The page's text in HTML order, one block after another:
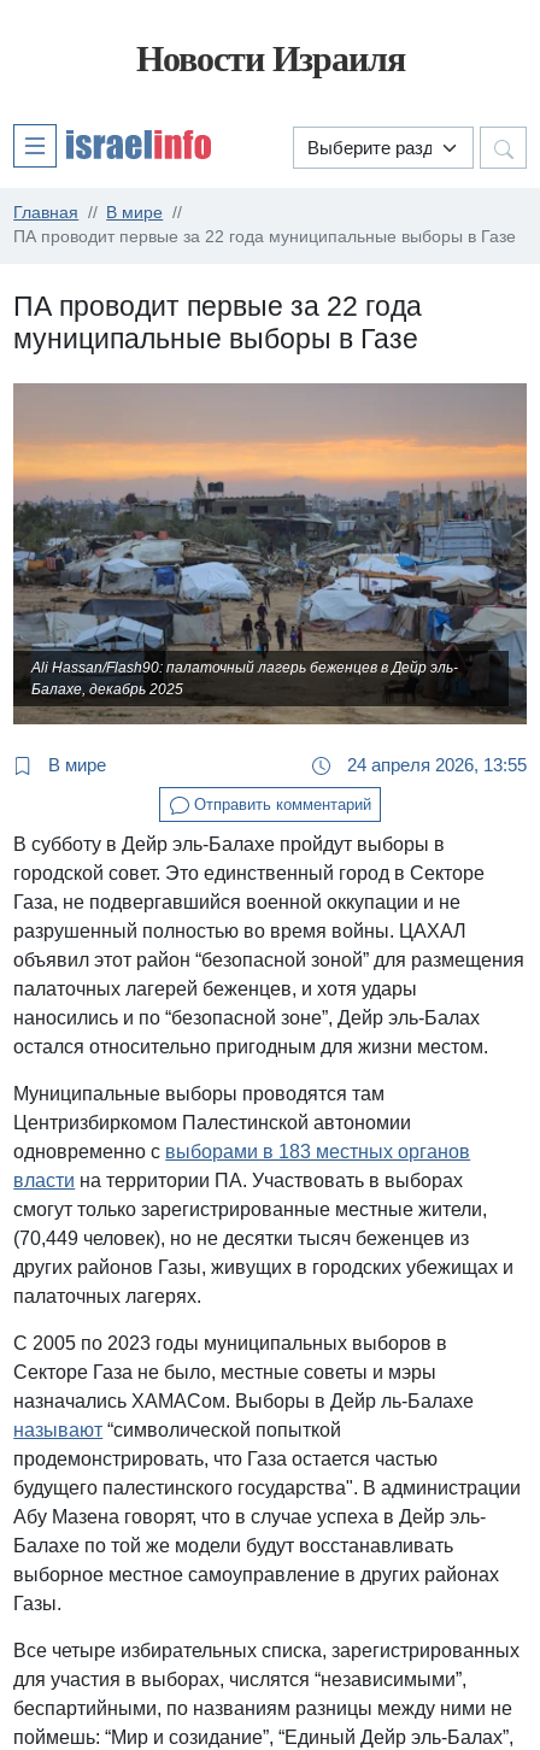
Новости Израиля
Главная
В мире
ПА проводит первые за 22 года муниципальные выборы в Газе
ПА проводит первые за 22 года
муниципальные выборы в Газе
Ali Hassan/Flash90: палаточный лагерь беженцев в Дейр эль-
Балахе, декабрь 2025
В мире 24 апреля 2026, 13:55
Отправить комментарий
В субботу в Дейр эль-Балахе пройдут выборы в
городской совет. Это единственный город в Секторе
Газа, не подвергавшийся военной оккупации и не
разрушенный полностью во время войны. ЦАХАЛ
объявил этот район “безопасной зоной” для размещения
палаточных лагерей беженцев, и хотя удары
наносились и по “безопасной зоне”, Дейр эль-Балах
остался относительно пригодным для жизни местом.
Муниципальные выборы проводятся там
Центризбиркомом Палестинской автономии
одновременно с выборами в 183 местных органов
власти на территории ПА. Участвовать в выборах
смогут только зарегистрированные местные жители,
(70,449 человек), но не десятки тысяч беженцев из
других районов Газы, живущих в городских убежищах и
палаточных лагерях.
С 2005 по 2023 годы муниципальных выборов в
Секторе Газа не было, местные советы и мэры
назначались ХАМАСом. Выборы в Дейр ль-Балахе
называют “символической попыткой
продемонстрировать, что Газа остается частью
будущего палестинского государства". В администрации
Абу Мазена говорят, что в случае успеха в Дейр эль-
Балахе по той же модели будут восстанавливать
выборное местное самоуправление в других районах
Газы.
Все четыре избирательных списка, зарегистрированных
для участия в выборах, числятся “независимыми”,
беспартийными, по названиям разницы между ними не
поймешь: “Мир и созидание”, “Единый Дейр эль-Балах”,